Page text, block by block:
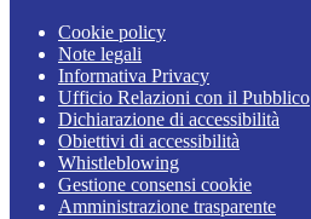
Cookie policy
Note legali
Informativa Privacy
Ufficio Relazioni con il Pubblico
Dichiarazione di accessibilità
Obiettivi di accessibilità
Whistleblowing
Gestione consensi cookie
Amministrazione trasparente